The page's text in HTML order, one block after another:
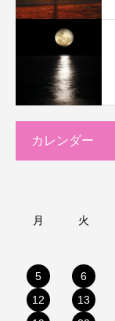
カレンダー
月 火
5
6
12
13